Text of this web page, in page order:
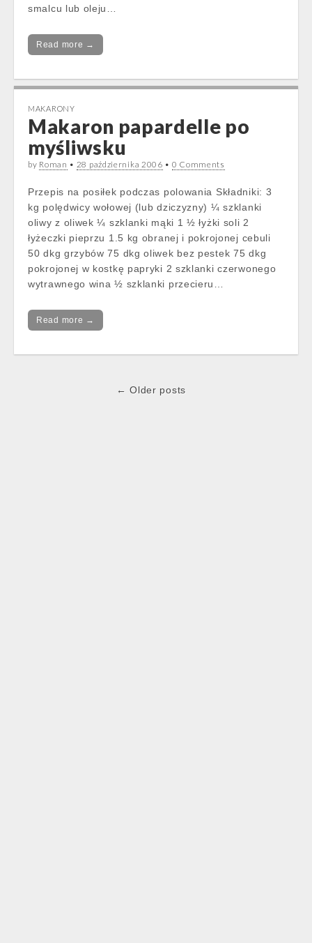
smalcu lub oleju…
Read more →
MAKARONY
Makaron papardelle po
myśliwsku
by Roman • 28 października 2006 • 0 Comments
Przepis na posiłek podczas polowania Składniki: 3
kg polędwicy wołowej (lub dziczyzny) ¼ szklanki
oliwy z oliwek ¼ szklanki mąki 1 ½ łyżki soli 2
łyżeczki pieprzu 1.5 kg obranej i pokrojonej cebuli
50 dkg grzybów 75 dkg oliwek bez pestek 75 dkg
pokrojonej w kostkę papryki 2 szklanki czerwonego
wytrawnego wina ½ szklanki przecieru…
Read more →
← Older posts